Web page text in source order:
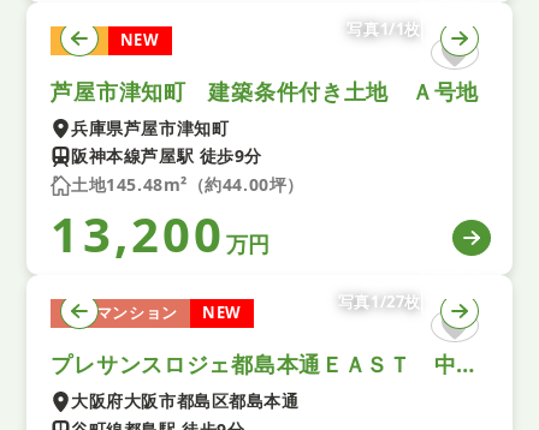
土地 NEW
写真1/1枚
芦屋市津知町 建築条件付き土地 Ａ号地
兵庫県芦屋市津知町
阪神本線芦屋駅 徒歩9分
土地145.48m²（約44.00坪）
13,200 万円
中古マンション NEW
写真1/27枚
プレサンスロジェ都島本通ＥＡＳＴ 中古マンション
大阪府大阪市都島区都島本通